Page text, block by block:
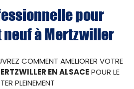
pour
neuf à Mertzwiller
COMMENT AMELIORER VOTRE
EN ALSACEPOUR LE
PLEINEMENT